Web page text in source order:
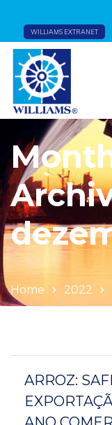
WILLIAMS EXTRANET
Home 2022
ARROZ: